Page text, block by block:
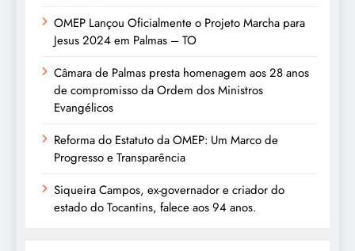
OMEP Lançou Oficialmente o Projeto Marcha para
Jesus 2024 em Palmas – TO
Câmara de Palmas presta homenagem aos 28 anos
de compromisso da Ordem dos Ministros
Evangélicos
Reforma do Estatuto da OMEP: Um Marco de
Progresso e Transparência
Siqueira Campos, ex-governador e criador do
estado do Tocantins, falece aos 94 anos.